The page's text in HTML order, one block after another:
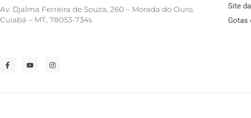
Av. Djalma Ferreira de Souza, 260 – Morada do Ouro,
Cuiabá – MT, 78053-734s
Site
Gotas